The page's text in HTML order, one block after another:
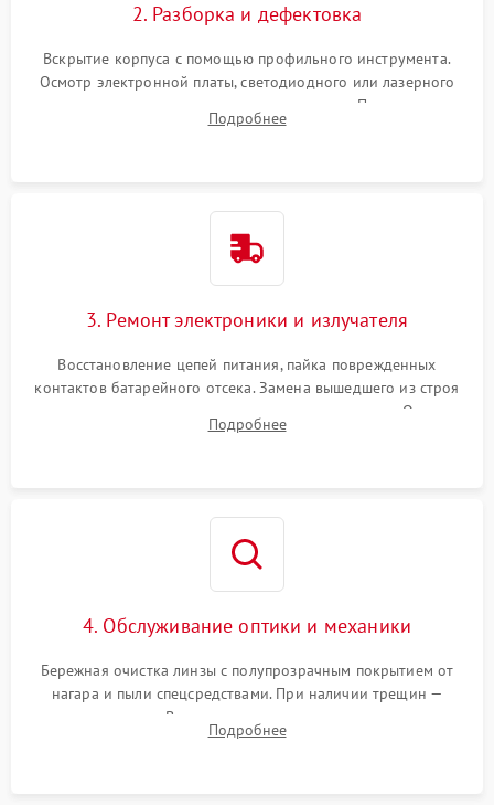
Поломка системы защиты
1000 ₽ Подробнее →
2. Разборка и дефектовка
Вскрытие корпуса с помощью профильного инструмента.
Осмотр электронной платы, светодиодного или лазерного
излучателя, а также механизма выверки. Проверка
уплотнительных прокладок и выявление следов окисления
Подробнее
3. Ремонт электроники и излучателя
Восстановление цепей питания, пайка поврежденных
контактов батарейного отсека. Замена вышедшего из строя
светодиода или микросхемы управления яркостью. Очистка
платы от коррозии и нанесение защитного лака для
Подробнее
4. Обслуживание оптики и механики
Бережная очистка линзы с полупрозрачным покрытием от
нагара и пыли спецсредствами. При наличии трещин —
замена стекла. Восстановление или замена пружин и
резьбовых элементов в механизме ввода поправок для
Подробнее